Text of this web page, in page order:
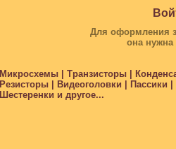
Для оформления
она
Микросхемы | Транзисторы |
Резисторы | Видеоголовки |
Шестеренки и другое...